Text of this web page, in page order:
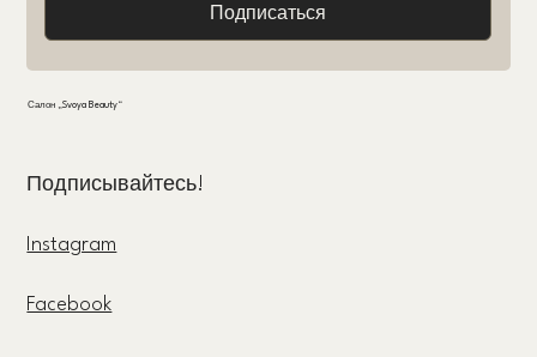
Подписаться
Подписывайтесь!
Instagram
Facebook
Салон „Svoya Beauty“